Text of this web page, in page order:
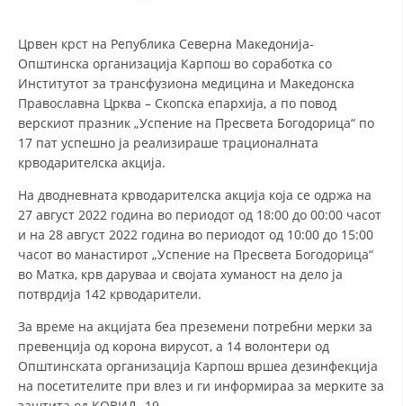
ПРИРАЧНИЦИ
СТРАТЕГИИ
ЕДУКАТИВНО ИНФОРМАТИВНИ МАТЕРИЈАЛИ
БРОШУРИ
ПОСТЕРИ
Црвен крст на Република Северна Македонија-
Општинска организација Карпош во соработка со
Институтот за трансфузиона медицина и Македонска
Православна Црква – Скопска епархија, а по повод
верскиот празник „Успение на Пресвета Богодорица“ по
17 пат успешно ја реализираше трационалната
крводарителска акција.
На дводневната крводарителска акција која се одржа на
27 август 2022 година во периодот од 18:00 до 00:00 часот
и на 28 август 2022 година во периодот од 10:00 до 15:00
часот во манастирот „Успение на Пресвета Богодорица“
во Матка, крв даруваа и својата хуманост на дело ја
потврдија 142 крводарители.
За време на акцијата беа преземени потребни мерки за
превенција од корона вирусот, а 14 волонтери од
Општинската организација Карпош вршеа дезинфекција
на посетителите при влез и ги информираа за мерките за